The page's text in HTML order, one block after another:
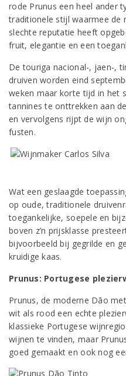
rode Prunus een heel ander
traditionele stijl waarmee de
slechte reputatie heeft
fruit, elegantie en een
De touriga nacional-, jaen-,
druiven worden eind
weken maar korte tijd in het
tannines te onttrekken aan
en vervolgens rijpt de wijn
fusten.
Wat een geslaagde
op oude, traditionele
toegankelijke, soepele en
boven z’n prijsklasse
bijvoorbeeld bij gegrilde en
kruidige kaas.
Prunus: Portugese
Prunus, de moderne Dão
wit als rood een echte
klassieke Portugese
wijnen te vinden, maar
goed gemaakt en ook nog